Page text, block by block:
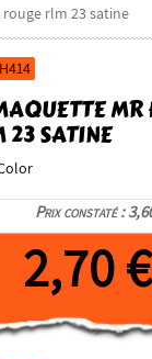
rlm 23 satine
23 SATINE
Prix constaté :
2,70 €